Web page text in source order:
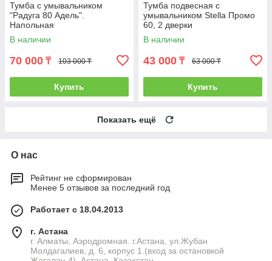
Тумба с умывальником
"Радуга 80 Адель".
Напольная
В наличии
70 000 ₸ 103 000 ₸
Купить
Тумба подвесная с
умывальником Stella Промо
60, 2 дверки
В наличии
43 000 ₸ 63 000 ₸
Купить
Показать ещё
О нас
Рейтинг не сформирован
Менее 5 отзывов за последний год
Работает с 18.04.2013
г. Астана
г. Алматы, Аэродромная. г.Астана, ул.Жубан
Молдагалиев, д. 6, корпус 1.(вход за остановкой